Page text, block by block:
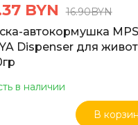
BYN 16.90BYN
автокормушка MPS
Dispenser для
в наличии
В